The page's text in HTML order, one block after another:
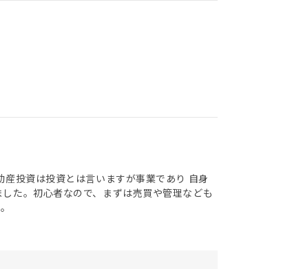
投資は投資とは言いますが事業であり 自身
た。初心者なので、まずは売買や管理なども